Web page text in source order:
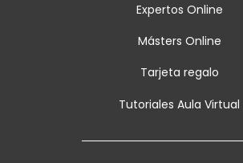
Expertos Online
Másters Online
Tarjeta regalo
Tutoriales Aula Virtual